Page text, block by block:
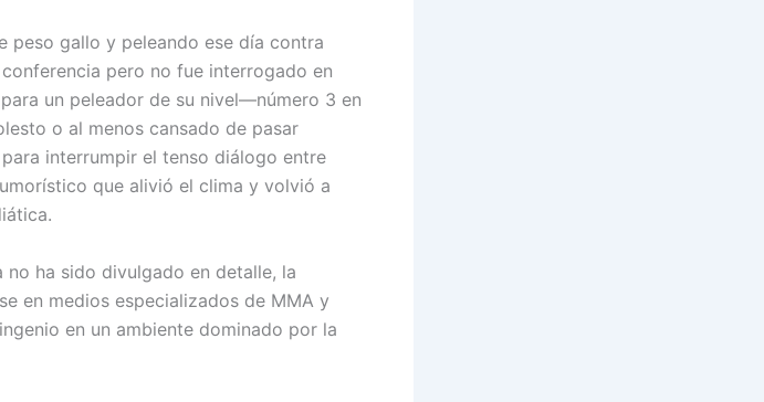
peso gallo y peleando ese día contra
pero no fue interrogado en
un peleador de su nivel—número 3 en
o al menos cansado de pasar
interrumpir el tenso diálogo entre
que alivió el clima y volvió a
ha sido divulgado en detalle, la
en medios especializados de MMA y
en un ambiente dominado por la